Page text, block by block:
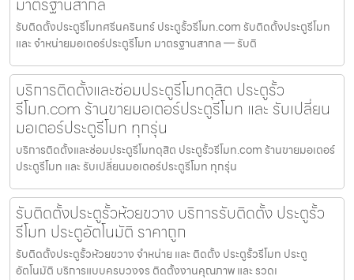
รับติดตั้งประตูรีโมทศรีนครินทร์ ประตูรั้วรีโมท.com รับติดตั้งประตูรีโมท
และ จำหน่ายมอเตอร์ประตูรีโมท มาตรฐานสากล — รับติ
บริการติดตั้งและซ่อมประตูรีโมทดุสิต ประตูรั้ว
รีโมท.com ร้านขายมอเตอร์ประตูรีโมท และ รับเปลี่ยน
มอเตอร์ประตูรีโมท ทุกรุ่น
บริการติดตั้งและซ่อมประตูรีโมทดุสิต ประตูรั้วรีโมท.com ร้านขายมอเตอร์
ประตูรีโมท และ รับเปลี่ยนมอเตอร์ประตูรีโมท ทุกรุ่น
รับติดตั้งประตูรั้วห้วยขวาง บริการรับติดตั้ง ประตูรั้ว
รีโมท ประตูอัตโนมัติ ราคาถูก
รับติดตั้งประตูรั้วห้วยขวาง จำหน่าย และ ติดตั้ง ประตูรั้วรีโมท ประตู
อัตโนมัติ บริการแบบครบวงจร ติดตั้งงานคุณภาพ และ รวดเ